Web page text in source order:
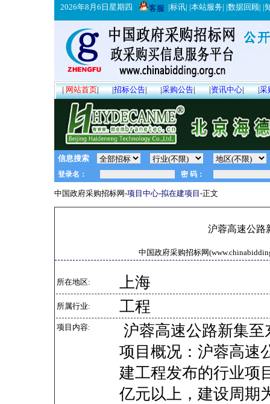
2026年8月6日星期四 客服 |标讯| |本站服务| |数据回顾| |
|网站首页| |招标公告| |采购公告| |资讯中心| |采
信息搜索
中国政府采购招标网-项目中心-拟在建项目 -正文
沪蓉高速公路
中国政府采购招标网
所在地区: 上海
所属行业: 工程
项目内容:
沪蓉高速公路新集
项目概况：沪蓉高速
建工程发布的行业项
亿元以上，建设周期